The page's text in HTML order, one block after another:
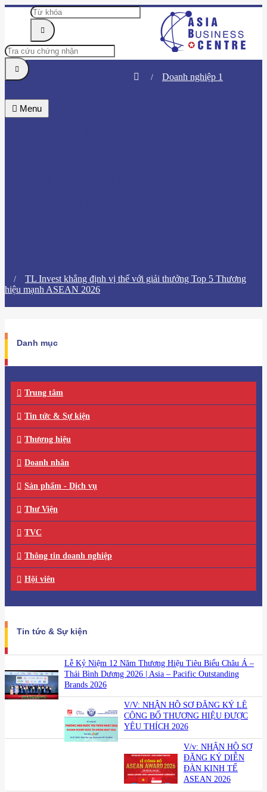
Menu
Doanh nghiệp 1
​TL Invest khẳng định vị thế với giải thưởng Top 5 Thương
hiệu mạnh ASEAN 2026
Danh mục
Trung tâm
Tin tức & Sự kiện
Thương hiệu
Doanh nhân
Sản phẩm - Dịch vụ
Thư Viện
TVC
Thông tin doanh nghiệp
Hội viên
Tin tức & Sự kiện
Lễ Kỷ Niệm 12 Năm Thương Hiệu Tiêu Biểu Châu Á –
Thái Bình Dương 2026 | Asia – Pacific Outstanding
Brands 2026
V/V: NHẬN HỒ SƠ ĐĂNG KÝ LỄ
CÔNG BỐ THƯƠNG HIỆU ĐƯỢC
YÊU THÍCH 2026
V/v: NHẬN HỒ SƠ
ĐĂNG KÝ DIỄN
ĐÀN KINH TẾ
ASEAN 2026